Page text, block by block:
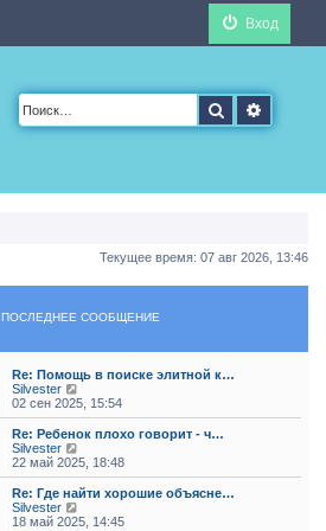
Вход
Поиск
Текущее время: 07 авг 2026, 13:46
ПОСЛЕДНЕЕ СООБЩЕНИЕ
Re: Помощь в поиске элитной к…
Silvester
е
р
е
т
к
п
о
02 сен 2025, 15:54
Re: Ребенок плохо говорит - ч…
Silvester
е
р
е
т
22 май 2025, 18:48
Re: Где найти хорошие объясне…
Silvester
е
18 май 2025, 14:45